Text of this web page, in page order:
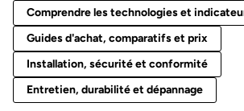
Comprendre les technologies et
Guides d'achat, comparatifs et prix
Installation, sécurité et conformité
Entretien, durabilité et dépannage